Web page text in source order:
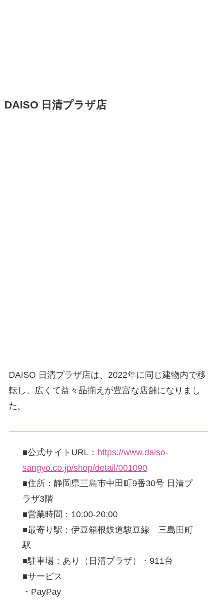
DAISO 日清プラザ店
DAISO 日清プラザ店は、2022年に同じ建物内で移
転し、広くて益々品揃えが豊富な店舗になりまし
た。
■公式サイトURL： https://www.daiso-
sangyo.co.jp/shop/detail/001090
■住所：静岡県三島市中田町9番30号 日清プ
ラザ3階
■営業時間：10:00-20:00
■最寄り駅：伊豆箱根鉄道駿豆線 三島田町
駅
■駐車場：あり（日清プラザ）・911台
■サービス
・PayPay